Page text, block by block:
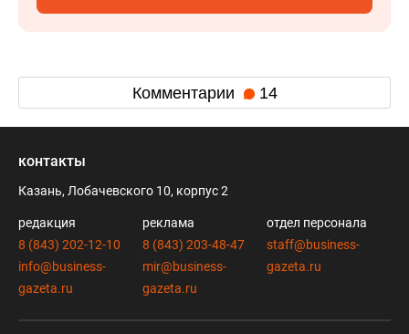
Комментарии 14
контакты
Казань, Лобачевского 10, корпус 2
редакция
8 (843) 202-12-10
info@business-
gazeta.ru
реклама
8 (843) 203-48-47
mir@business-
gazeta.ru
отдел персонала
staff@business-
gazeta.ru